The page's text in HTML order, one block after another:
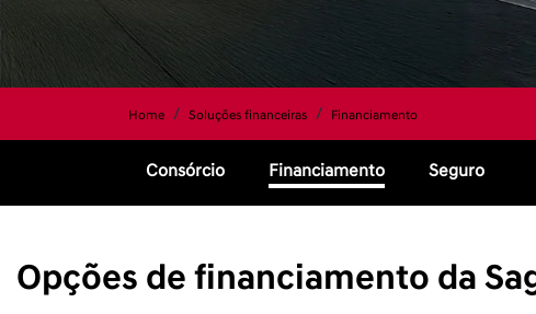
Home Soluções financeiras Financiamento
Consórcio Financiamento Seguro
Opções de financiamento da